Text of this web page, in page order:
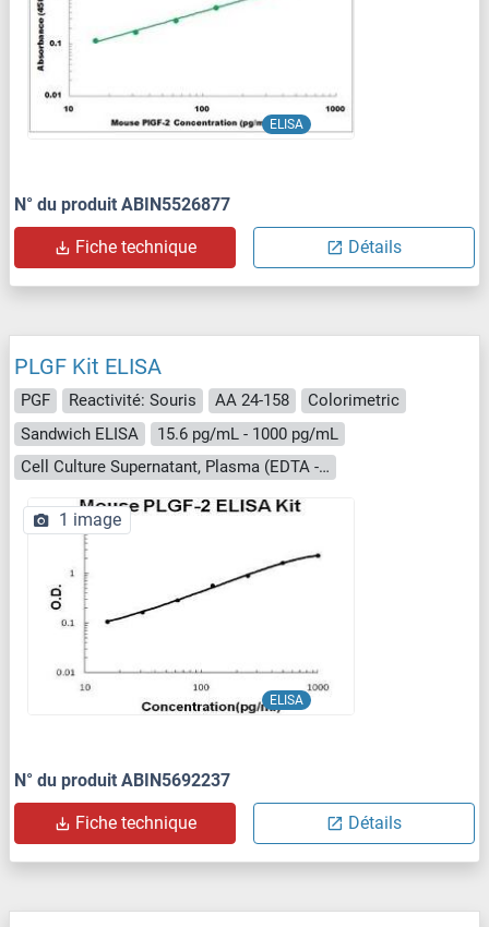
ELISA
N° du produit ABIN5526877
Fiche technique Détails
PLGF Kit ELISA
PGF Reactivité: Souris AA 24-158
Colorimetric
Sandwich ELISA
15.6 pg/mL - 1000 pg/mL
Cell Culture Supernatant, Plasma (EDTA - heparin), Serum
ELISA
1 image
N° du produit ABIN5692237
Fiche technique Détails